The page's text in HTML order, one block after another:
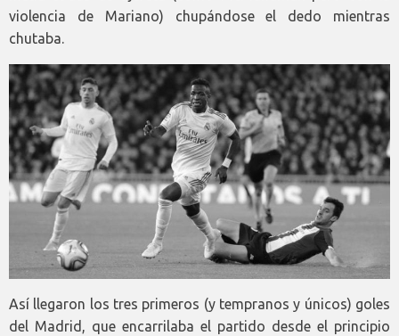
violencia de Mariano) chupándose el dedo mientras
chutaba.
Así llegaron los tres primeros (y tempranos y únicos) goles
del Madrid, que encarrilaba el partido desde el principio